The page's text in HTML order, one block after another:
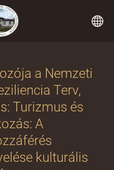
a Nemzeti
Terv,
Turizmus és
A
kulturális